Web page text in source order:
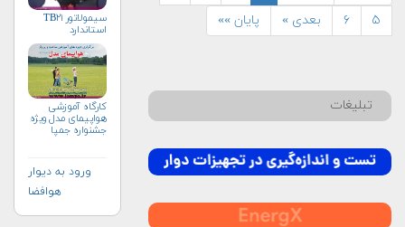
۵
۶ بعدی » پایان »»
تبلیغات
سیمولاتور TB۲۱
استاندارد
کارگاه آموزشی
هواپیمای مدل ویژه
جشنواره جمپا
ورود به دیوار
هوافضا